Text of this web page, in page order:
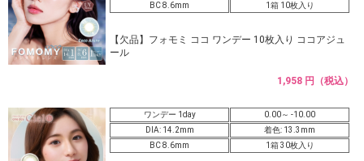
BC 8.6mm
1箱 10枚入り
【欠品】フォモミ ココ ワンデー 10枚入り ココアジュ
ール
1,958 円（税込）
ワンデー 1day
0.00～ -10.00
DIA: 14.2mm
着色: 13.3mm
BC 8.6mm
1箱 30枚入り